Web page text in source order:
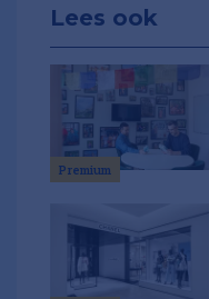
Lees ook
Premium